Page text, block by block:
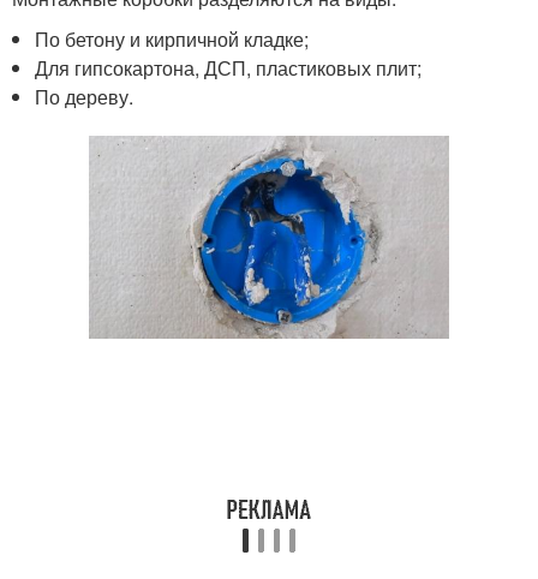
По бетону и кирпичной кладке;
Для гипсокартона, ДСП, пластиковых плит;
По дереву.